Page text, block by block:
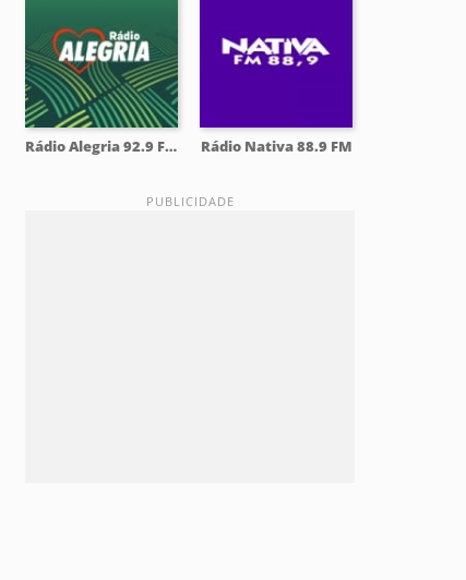
Rádio Alegria 92.9 FM Rádio Nativa 88.9 FM